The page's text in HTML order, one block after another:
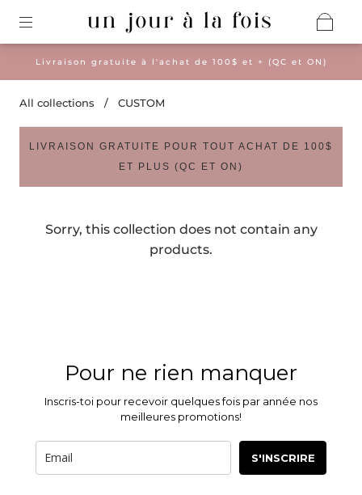
Livraison gratuite à l'achat de 100$ et + (QC et ON)
All collections / CUSTOM
LIVRAISON GRATUITE POUR TOUT ACHAT DE 100$
ET PLUS (QC ET ON)
Sorry, this collection does not contain any
products.
Pour ne rien manquer
Inscris-toi pour recevoir quelques fois par année nos
meilleures promotions!
S'INSCRIRE